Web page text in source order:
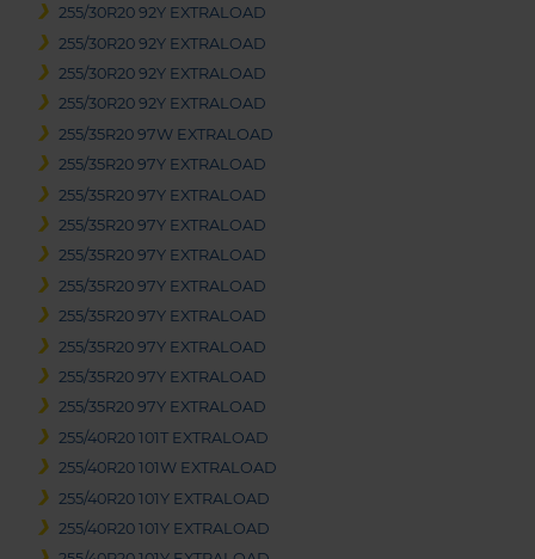
255/30R20 92Y EXTRALOAD
255/30R20 92Y EXTRALOAD
255/30R20 92Y EXTRALOAD
255/30R20 92Y EXTRALOAD
255/35R20 97W EXTRALOAD
255/35R20 97Y EXTRALOAD
255/35R20 97Y EXTRALOAD
255/35R20 97Y EXTRALOAD
255/35R20 97Y EXTRALOAD
255/35R20 97Y EXTRALOAD
255/35R20 97Y EXTRALOAD
255/35R20 97Y EXTRALOAD
255/35R20 97Y EXTRALOAD
255/35R20 97Y EXTRALOAD
255/40R20 101T EXTRALOAD
255/40R20 101W EXTRALOAD
255/40R20 101Y EXTRALOAD
255/40R20 101Y EXTRALOAD